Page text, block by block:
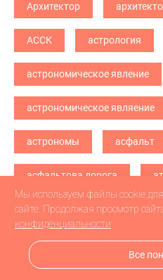
Архитектор
АССК астрология
астрономическое явление
астрономическое являение
астрономы асфальт
асфальтова дорога
атака БПЛА атака
атака дронов БПЛА
Мы используем файлы cookie
сайте. Продолжая просмотр
конфиденциальности
Все